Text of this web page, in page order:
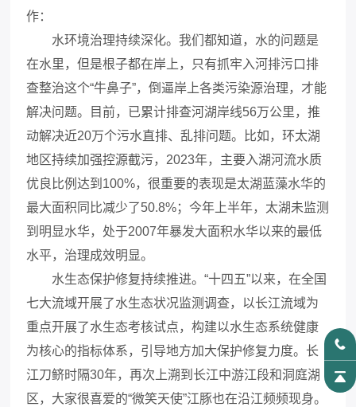
作：
水环境治理持续深化。我们都知道，水的问题是
在水里，但是根子都在岸上，只有抓牢入河排污口排
查整治这个“牛鼻子”，倒逼岸上各类污染源治理，才能
解决问题。目前，已累计排查河湖岸线56万公里，推
动解决近20万个污水直排、乱排问题。比如，环太湖
地区持续加强控源截污，2023年，主要入湖河流水质
优良比例达到100%，很重要的表现是太湖蓝藻水华的
最大面积同比减少了50.8%；今年上半年，太湖未监测
到明显水华，处于2007年暴发大面积水华以来的最低
水平，治理成效明显。
水生态保护修复持续推进。“十四五”以来，在全国
七大流域开展了水生态状况监测调查，以长江流域为
重点开展了水生态考核试点，构建以水生态系统健康
为核心的指标体系，引导地方加大保护修复力度。长
江刀鲚时隔30年，再次上溯到长江中游江段和洞庭湖
区，大家很喜爱的“微笑天使”江豚也在沿江频频现身。